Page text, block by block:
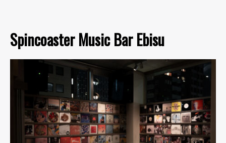
Spincoaster Music Bar Ebisu